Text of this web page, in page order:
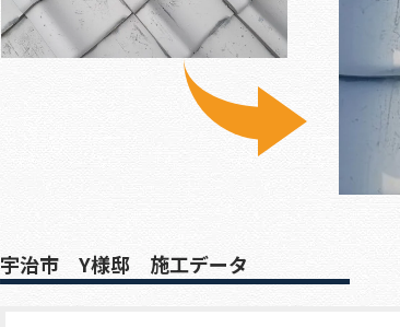
宇治市 Y様邸 施工データ